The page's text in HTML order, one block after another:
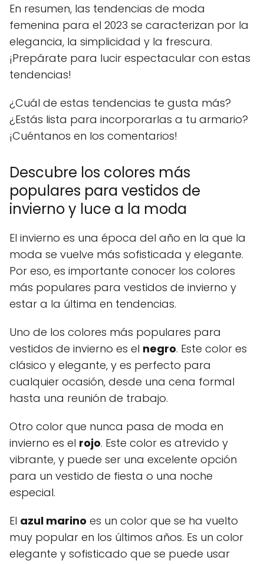
En resumen, las tendencias de moda
femenina para el 2023 se caracterizan por la
elegancia, la simplicidad y la frescura.
¡Prepárate para lucir espectacular con estas
tendencias!
¿Cuál de estas tendencias te gusta más?
¿Estás lista para incorporarlas a tu armario?
¡Cuéntanos en los comentarios!
Descubre los colores más
populares para vestidos de
invierno y luce a la moda
El invierno es una época del año en la que la
moda se vuelve más sofisticada y elegante.
Por eso, es importante conocer los colores
más populares para vestidos de invierno y
estar a la última en tendencias.
Uno de los colores más populares para
vestidos de invierno es el negro. Este color es
clásico y elegante, y es perfecto para
cualquier ocasión, desde una cena formal
hasta una reunión de trabajo.
Otro color que nunca pasa de moda en
invierno es el rojo. Este color es atrevido y
vibrante, y puede ser una excelente opción
para un vestido de fiesta o una noche
especial.
El azul marino es un color que se ha vuelto
muy popular en los últimos años. Es un color
elegante y sofisticado que se puede usar